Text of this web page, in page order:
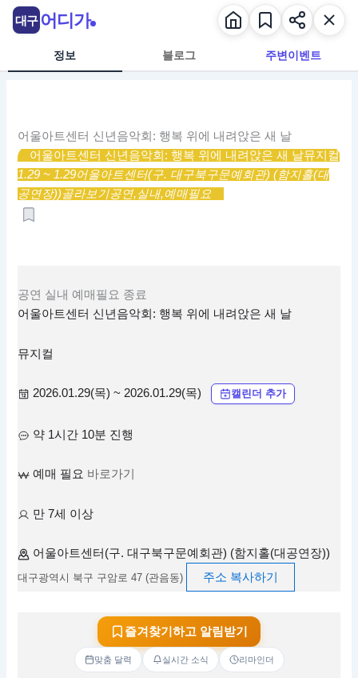
정보 블로그 주변이벤트
어울아트센터 신년음악회: 행복 위에 내려앉은 새 날
어울아트센터 신년음악회: 행복 위에 내려앉은 새 날뮤지컬
1.29 ~ 1.29어울아트센터(구. 대구북구문예회관) (함지홀(대
공연장))골라보기공연,실내,예매필요
공연 실내 예매필요 종료
어울아트센터 신년음악회: 행복 위에 내려앉은 새 날
뮤지컬
2026.01.29(목) ~ 2026.01.29(목) 캘린더 추가
약 1시간 10분 진행
예매 필요 바로가기
만 7세 이상
어울아트센터(구. 대구북구문예회관) (함지홀(대공연장))
대구광역시 북구 구암로 47 (관음동) 주소 복사하기
즐겨찾기하고 알림받기
맞춤 달력 실시간 소식 리마인더
대구 어디가